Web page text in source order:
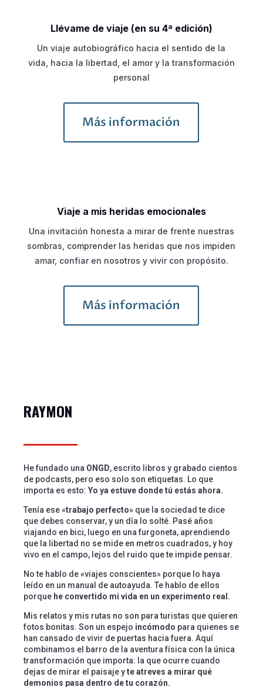
Llévame de viaje (en su 4ª edición)
Un viaje autobiográfico hacia el sentido de la
vida, hacia la libertad, el amor y la transformación
personal
Más información
Viaje a mis heridas emocionales
Una invitación honesta a mirar de frente nuestras
sombras, comprender las heridas que nos impiden
amar, confiar en nosotros y vivir con propósito.
Más información
RAYMON
He fundado una ONGD, escrito libros y grabado cientos
de podcasts, pero eso solo son etiquetas. Lo que
importa es esto:Yo ya estuve donde tú estás ahora.
Tenía ese «trabajo perfecto» que la sociedad te dice
que debes conservar, y un día lo solté. Pasé años
viajando en bici, luego en una furgoneta, aprendiendo
que la libertad no se mide en metros cuadrados, y hoy
vivo en el campo, lejos del ruido que te impide pensar.
No te hablo de «viajes conscientes» porque lo haya
leído en un manual de autoayuda. Te hablo de ellos
porque he convertido mi vida en un experimento real.
Mis relatos y mis rutas no son para turistas que quieren
fotos bonitas. Son un espejo incómodo para quienes se
han cansado de vivir de puertas hacia fuera. Aquí
combinamos el barro de la aventura física con la única
transformación que importa: la que ocurre cuando
dejas de mirar el paisaje yte atreves a mirar qué
demonios pasa dentro de tu corazón.